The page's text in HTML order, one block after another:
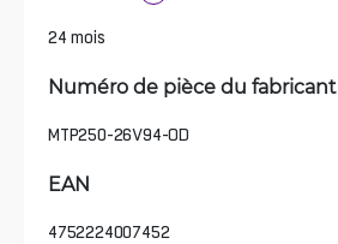
24 mois
Numéro de pièce du fabricant
MTP250-26V94-OD
EAN
4752224007452